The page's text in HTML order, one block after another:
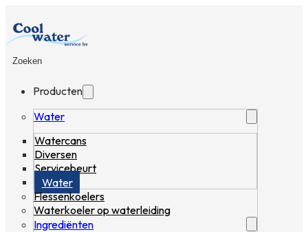
Zoeken
Producten
Water
Watercans
Diversen
Servicebeurt
Water
Flessenkoelers
Waterkoeler op waterleiding
Ingrediënten